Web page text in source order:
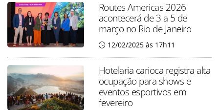
Routes Americas 2026
acontecerá de 3 a 5 de
março no Rio de Janeiro
12/02/2025 às 17h11
Hotelaria carioca registra alta
ocupação para shows e
eventos esportivos em
fevereiro